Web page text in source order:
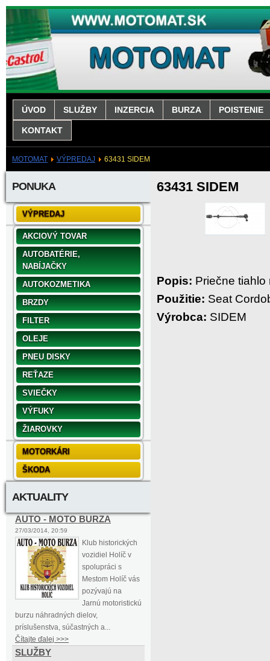
ÚVOD SLUŽBY INZERCIA BURZA POISTENIE
KONTAKT
MOTOMAT VÝPREDAJ 63431 SIDEM
PONUKA
VÝPREDAJ
AKCIOVÝ TOVAR
AUTOBATÉRIE,
NABÍJAČKY
AUTOKOZMETIKA
BRZDY
FILTER
OLEJE
PNEU DISKY
REŤAZE
SVIEČKY
VÝFUKY
ŽIAROVKY
MOTORKÁRI
ŠKODA
AKTUALITY
AUTO - MOTO BURZA
27/03/2014, 20:59
Klub historických
vozidiel Holíč v
spolupráci s
Mestom Holíč vás
pozývajú na
Jarnú motoristickú
burzu náhradných dielov,
príslušenstva, súčastných a...
Čítajte ďalej >>>
SLUŽBY
63431 SIDEM
Popis: Priečne tiahlo
Použitie: Seat
Výrobca: SIDEM